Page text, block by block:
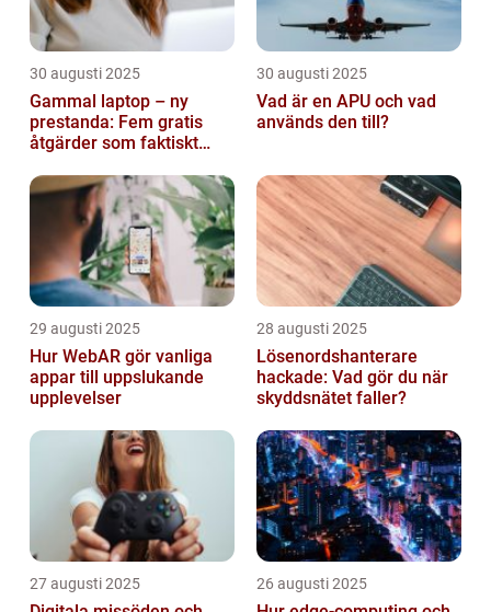
30 augusti 2025
Gammal laptop – ny
prestanda: Fem gratis
åtgärder som faktiskt
30 augusti 2025
Vad är en APU och vad
används den till?
29 augusti 2025
Hur WebAR gör vanliga
appar till uppslukande
upplevelser
28 augusti 2025
Lösenordshanterare
hackade: Vad gör du när
skyddsnätet faller?
27 augusti 2025 26 augusti 2025